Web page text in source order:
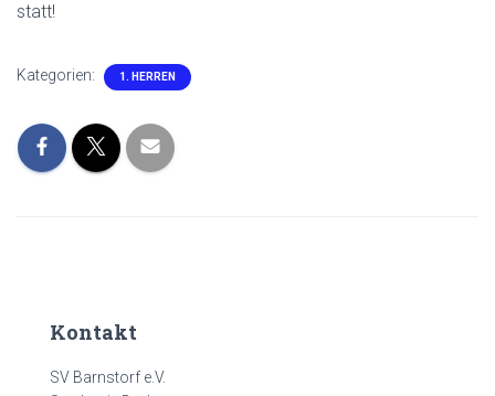
statt!
Kategorien: 1. HERREN
Kontakt
SV Barnstorf e.V.